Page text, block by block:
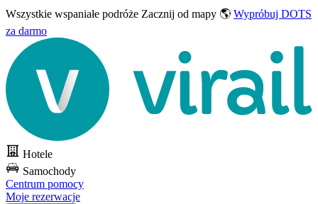
Wszystkie wspaniałe podróże Zacznij od mapy 🌎 Wypróbuj DOTS
za darmo
Hotele
Samochody
Centrum pomocy
Moje rezerwacje